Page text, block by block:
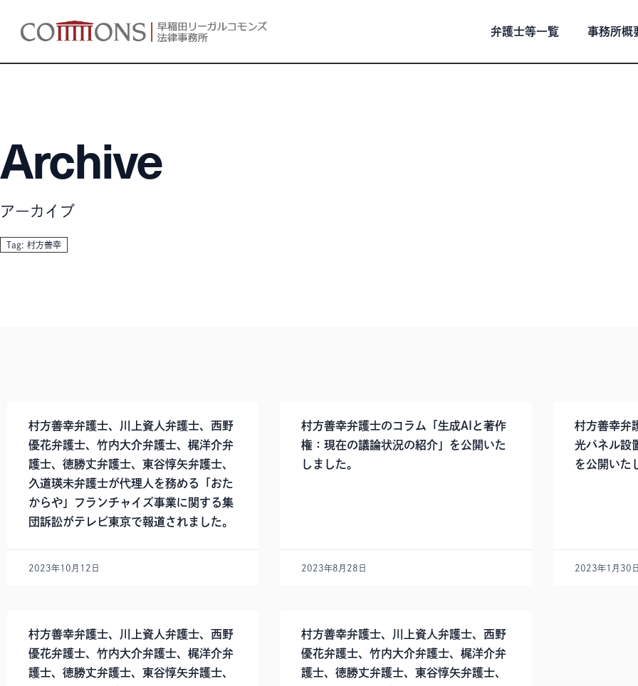
弁護士等一覧 事務所概
Archive
アーカイブ
Tag: 村方善幸
村方善幸弁護士、川上資人弁護士、西野
優花弁護士、竹内大介弁護士、梶洋介弁
護士、徳勝丈弁護士、東谷惇矢弁護士、
久道瑛未弁護士が代理人を務める「おた
からや」フランチャイズ事業に関する集
団訴訟がテレビ東京で報道されました。
2023年10月12日
村方善幸弁護士のコラム「生成AIと著作
権：現在の議論状況の紹介」を公開いた
しました。
2023年8月28日
村方善幸弁
光パネル設
を公開いた
2023年1月30
村方善幸弁護士、川上資人弁護士、西野
優花弁護士、竹内大介弁護士、梶洋介弁
護士、徳勝丈弁護士、東谷惇矢弁護士、
村方善幸弁護士、川上資人弁護士、西野
優花弁護士、竹内大介弁護士、梶洋介弁
護士、徳勝丈弁護士、東谷惇矢弁護士、